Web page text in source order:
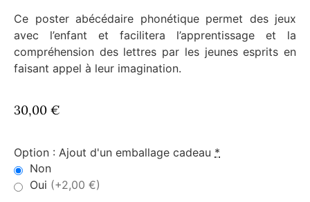
Ce poster abécédaire phonétique permet des jeux
avec l’enfant et facilitera l’apprentissage et la
compréhension des lettres par les jeunes esprits en
faisant appel à leur imagination.
30,00 €
Option : Ajout d'un emballage cadeau *
Non
Oui (+2,00 €)